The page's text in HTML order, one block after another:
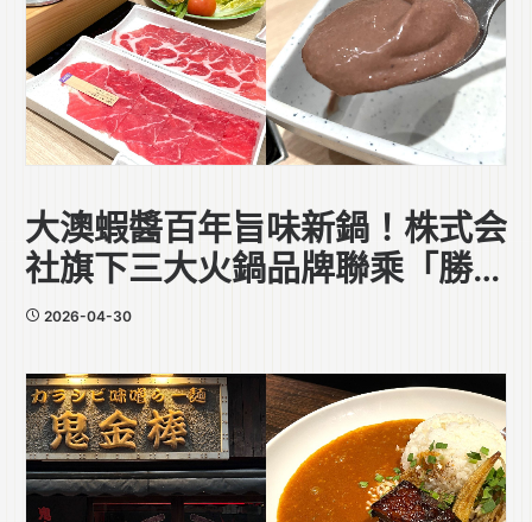
大澳蝦醬百年旨味新鍋！株式会
社旗下三大火鍋品牌聯乘「勝利
香蝦廠」
2026-04-30